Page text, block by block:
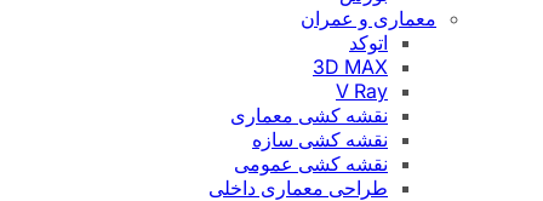
معماری و عمران
3D MAX
نقشه کشی معماری
نقشه کشی سازه
نقشه کشی عمومی
طراحی معماری داخلی